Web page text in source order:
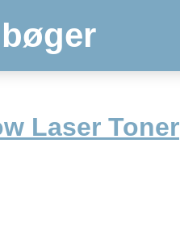
Laser Toner